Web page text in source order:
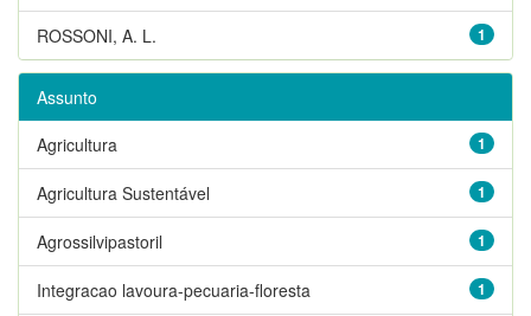
1
ROSSONI, A. L.
Assunto
1
Agricultura
1
Agricultura Sustentável
1
Agrossilvipastoril
1
Integracao lavoura-pecuaria-floresta